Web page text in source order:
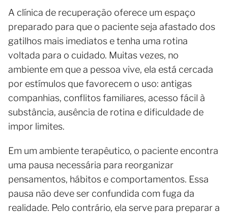
A clínica de recuperação oferece um espaço
preparado para que o paciente seja afastado dos
gatilhos mais imediatos e tenha uma rotina
voltada para o cuidado. Muitas vezes, no
ambiente em que a pessoa vive, ela está cercada
por estímulos que favorecem o uso: antigas
companhias, conflitos familiares, acesso fácil à
substância, ausência de rotina e dificuldade de
impor limites.
Em um ambiente terapêutico, o paciente encontra
uma pausa necessária para reorganizar
pensamentos, hábitos e comportamentos. Essa
pausa não deve ser confundida com fuga da
realidade. Pelo contrário, ela serve para preparar a